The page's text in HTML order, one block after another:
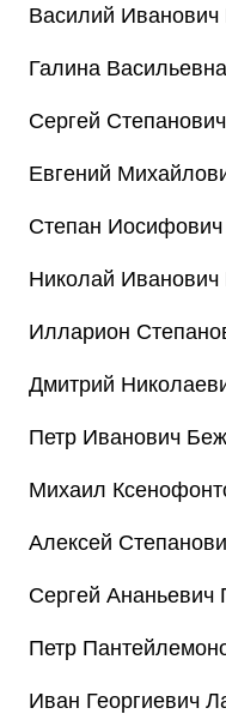
Василий Иванович
Галина
Сергей
Евгений
Степан Иосифович
Николай Иванович
Илларион
Дмитрий
Петр Иванович
Михаил
Алексей
Сергей
Петр
Иван Георгиевич